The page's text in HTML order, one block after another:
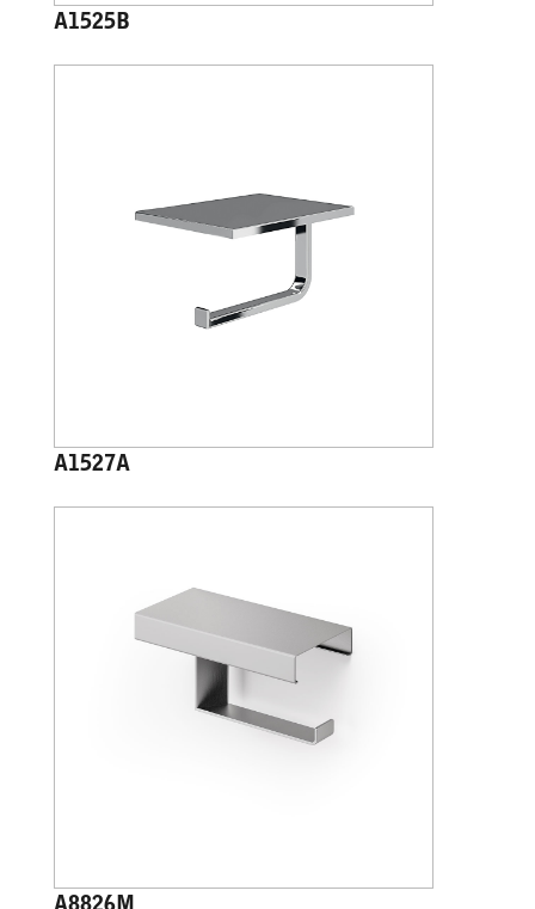
A1525B
A1527A